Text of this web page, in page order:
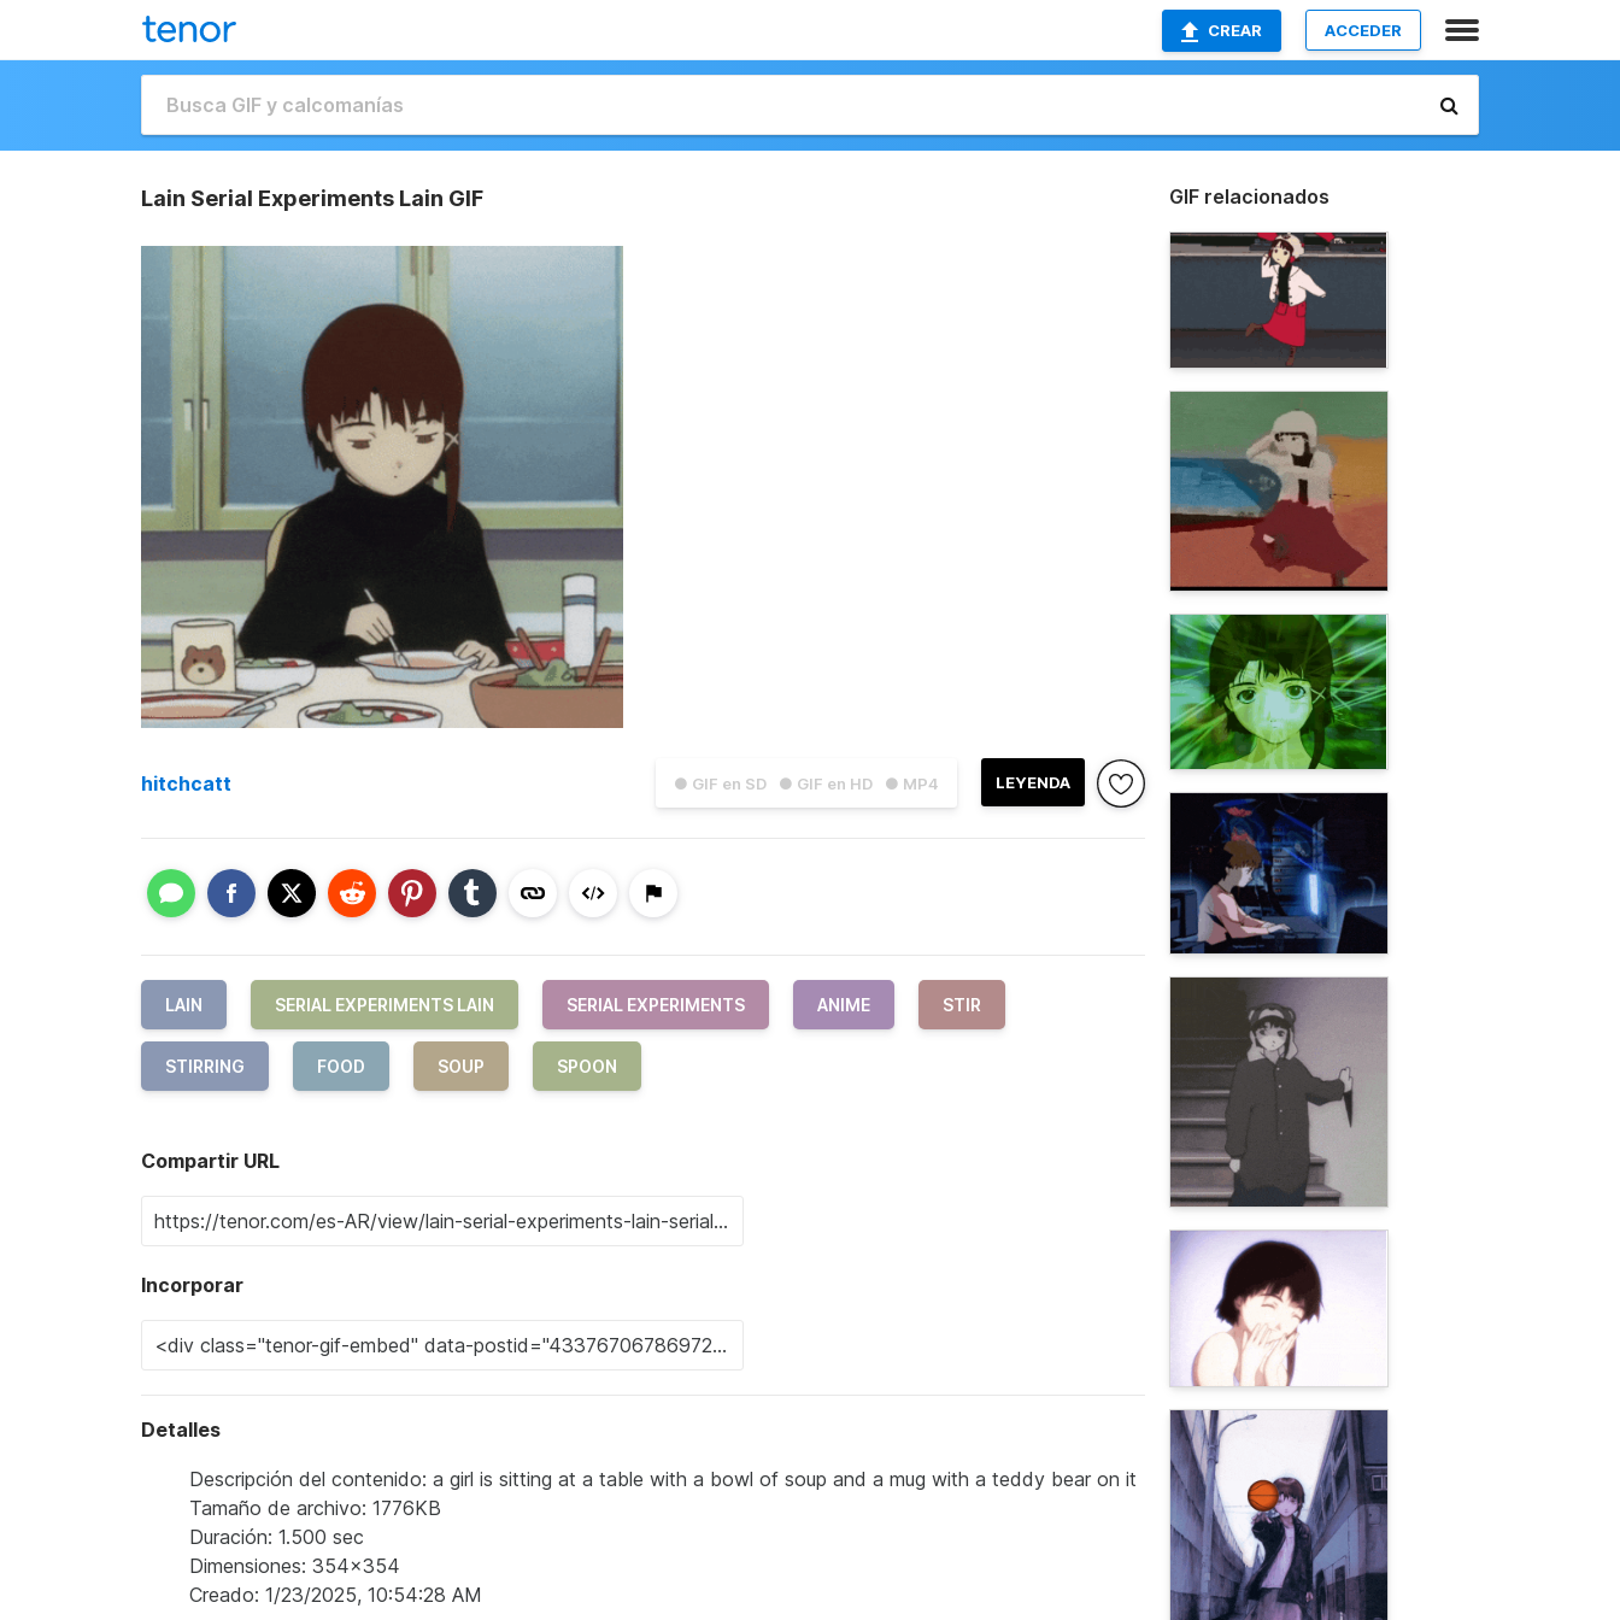
CREAR ACCEDER
Lain Serial Experiments Lain GIF
● GIF en SD ● GIF en HD ● MP4 LEYENDA
hitchcatt
LAIN SERIAL EXPERIMENTS LAIN SERIAL EXPERIMENTS ANIME STIR
STIRRING FOOD SOUP SPOON
Compartir URL
Incorporar
Detalles
Descripción del contenido: a girl is sitting at a table with a bowl of soup and a mug with a teddy bear on it
Tamaño de archivo: 1776KB
Duración: 1.500 sec
Dimensiones: 354x354
Creado: 1/23/2025, 10:54:28 AM
GIF relacionados